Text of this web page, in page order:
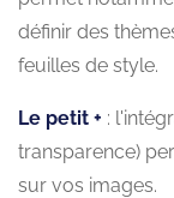
définir des
feuilles de style.
Le petit + :
transparence)
sur vos images.